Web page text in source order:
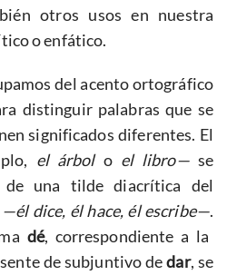
otros usos en nuestra
o enfático.
del acento ortográfico
distinguir palabras que se
significados diferentes. El
el árbol o el libro— se
una tilde diacrítica del
—él dice, él hace, él escribe—.
dé, correspondiente a la
de subjuntivo dedar, se